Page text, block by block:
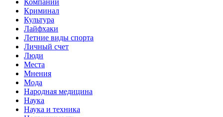
Криминал
Культура
Лайфхаки
Летние виды спорта
Личный счет
Люди
Места
Мнения
Мода
Народная медицина
Наука
Наука и техника